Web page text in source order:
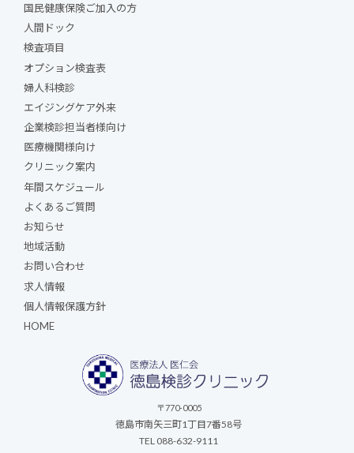
国民健康保険ご加入の方
人間ドック
検査項目
オプション検査表
婦人科検診
エイジングケア外来
企業検診担当者様向け
医療機関様向け
クリニック案内
年間スケジュール
よくあるご質問
お知らせ
地域活動
お問い合わせ
求人情報
個人情報保護方針
HOME
〒770-0005
徳島市南矢三町1丁目7番58号
TEL 088-632-9111